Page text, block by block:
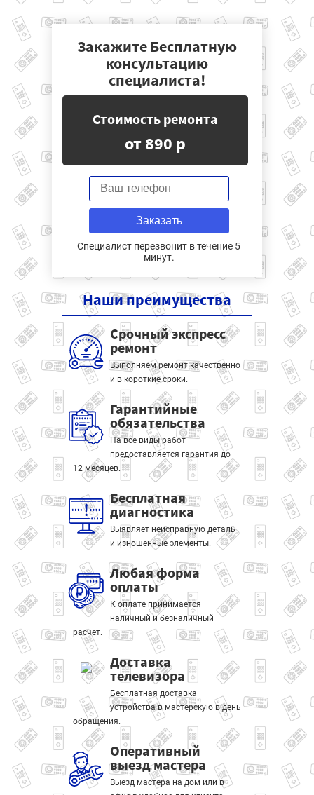
Закажите Бесплатную
консультацию
специалиста!
Стоимость ремонта
от 890 р
Заказать
Специалист перезвонит в течение 5
минут.
Нашипреимущества
Срочный экспресс
ремонт
Выполняем ремонт качественно
и в короткие сроки.
Гарантийные
обязательства
На все виды работ
предоставляется гарантия до
12 месяцев.
Бесплатная
диагностика
Выявляет неисправную деталь
и изношенные элементы.
Любая форма
оплаты
К оплате принимается
наличный и безналичный
расчет.
Доставка
телевизора
Бесплатная доставка
устройства в мастерскую в день
обращения.
Оперативный
выезд мастера
Выезд мастера на дом или в